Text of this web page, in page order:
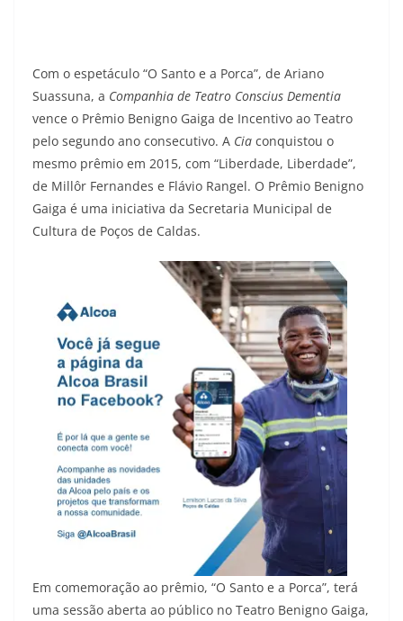
Com o espetáculo “O Santo e a Porca”, de Ariano
Suassuna, a Companhia de Teatro Conscius Dementia
vence o Prêmio Benigno Gaiga de Incentivo ao Teatro
pelo segundo ano consecutivo. A Cia conquistou o
mesmo prêmio em 2015, com “Liberdade, Liberdade”,
de Millôr Fernandes e Flávio Rangel. O Prêmio Benigno
Gaiga é uma iniciativa da Secretaria Municipal de
Cultura de Poços de Caldas.
Em comemoração ao prêmio, “O Santo e a Porca”, terá
uma sessão aberta ao público no Teatro Benigno Gaiga,